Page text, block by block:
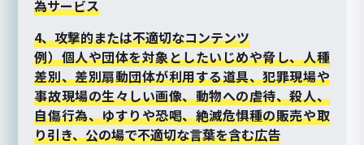
為サービス
4、攻撃的または不適切なコンテンツ
例）個人や団体を対象としたいじめや脅し、人種
差別、差別扇動団体が利用する道具、犯罪現場や
事故現場の生々しい画像、動物への虐待、殺人、
自傷行為、ゆすりや恐喝、絶滅危惧種の販売や取
り引き、公の場で不適切な言葉を含む広告